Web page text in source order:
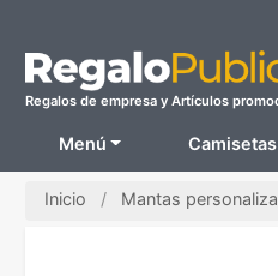
Regalos de empresa y Artículos
Menú Camisetas
Inicio Mantas